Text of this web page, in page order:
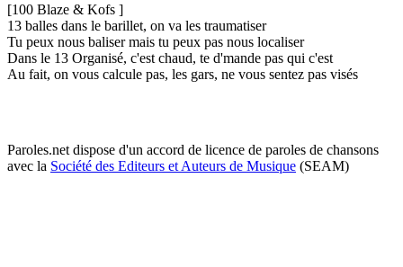
[100 Blaze & Kofs ]
13 balles dans le barillet, on va les traumatiser
Tu peux nous baliser mais tu peux pas nous localiser
Dans le 13 Organisé, c'est chaud, te d'mande pas qui c'est
Au fait, on vous calcule pas, les gars, ne vous sentez pas visés
Paroles.net dispose d'un accord de licence de paroles de chansons
avec la Société des Editeurs et Auteurs de Musique (SEAM)